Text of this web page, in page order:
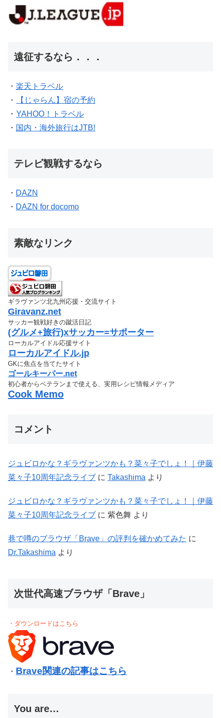
遠征するなら．．．
・ 楽天トラベル
・
【じゃらん】宿の予約
・ YAHOO！トラベル
・ 国内・海外旅行はJTB!
テレビ観戦するなら
・ DAZN
・ DAZN for docomo
素敵なリンク
ギラヴァンツ北九州応援・交流サイト
Giravanz.net
サッカー観戦好きの蹴活日記
(グルメ+旅行)xサッカー=サポーター
ローカルアイドル応援サイト
ローカルアイドル.jp
GKに焦点を当てたサイト
ゴールキーパー.net
初心者からベテランまで使える、実用レシピ情報メディア
Cook Memo
コメント
ジュビロかな？ギラヴァンツかも？菜々子でしょ！｜伊藤
菜々子10周年記念ライブ に Takashima より
ジュビロかな？ギラヴァンツかも？菜々子でしょ！｜伊藤
菜々子10周年記念ライブ に 紫色舞 より
巷で噂のブラウザ「Brave」の評判を確かめてみた に
Dr.Takashima より
次世代高速ブラウザ「Brave」
・ダウンロードはこちら
・ Brave関連の記事はこちら
You are…